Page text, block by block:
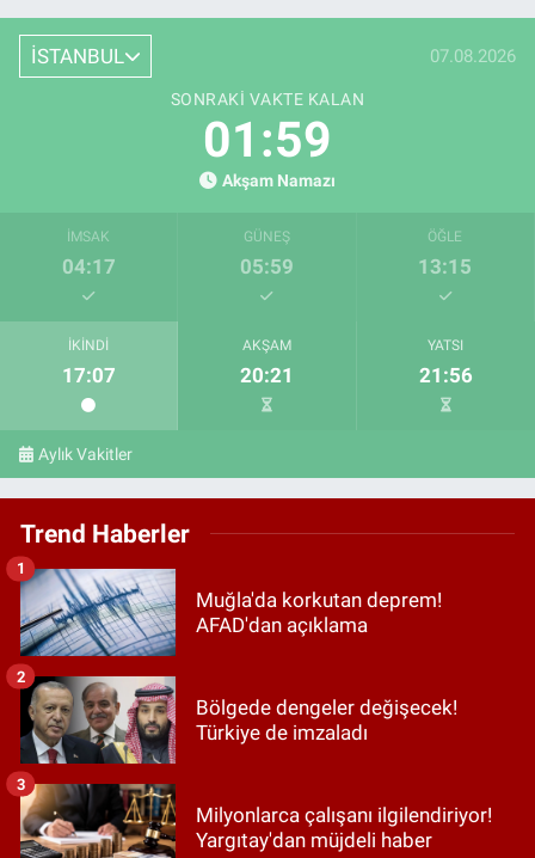
İSTANBUL 07.08.2026
SONRAKI VAKTE KALAN
01:58
Akşam Namazı
İMSAK
04:17
GÜNEŞ
05:59
ÖĞLE
13:15
İKINDI
17:07
AKŞAM
20:21
YATSI
21:56
Aylık Vakitler
Trend Haberler
Muğla'da korkutan deprem!
AFAD'dan açıklama
1
Bölgede dengeler değişecek!
Türkiye de imzaladı
2
Milyonlarca çalışanı ilgilendiriyor!
Yargıtay'dan müjdeli haber
3